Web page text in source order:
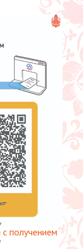
получением